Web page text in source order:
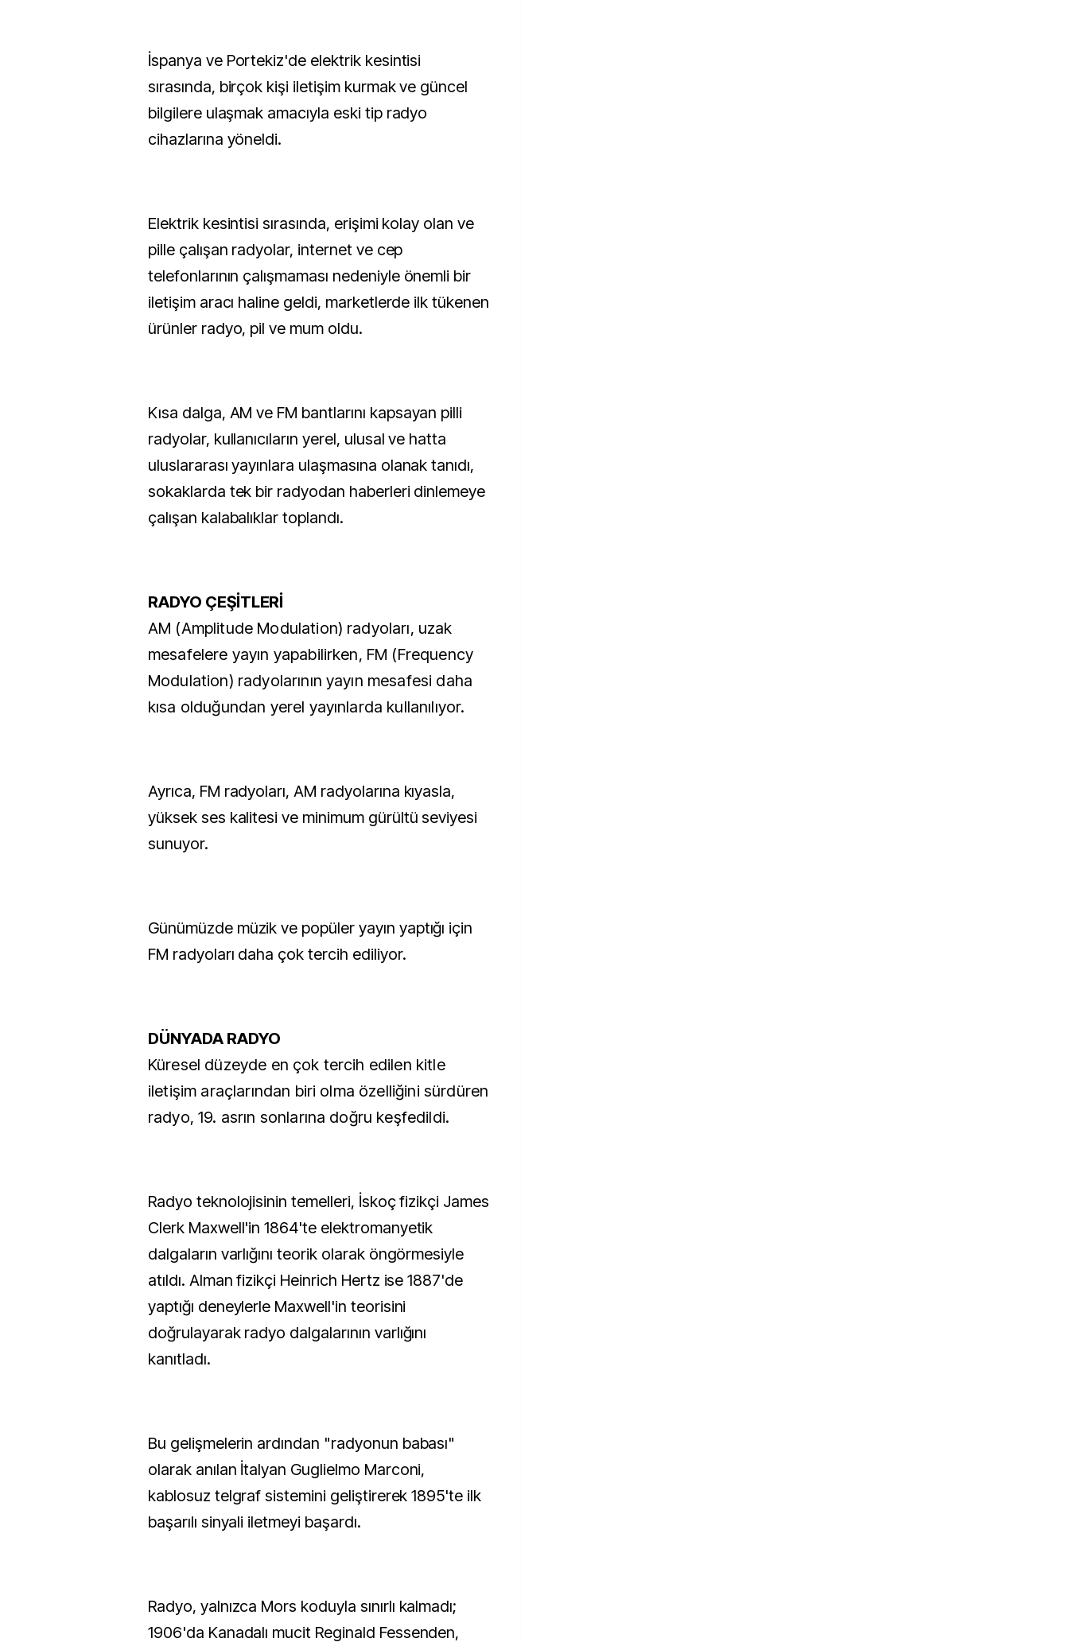
İspanya ve Portekiz'de elektrik kesintisi
sırasında, birçok kişi iletişim kurmak ve güncel
bilgilere ulaşmak amacıyla eski tip radyo
cihazlarına yöneldi.
Elektrik kesintisi sırasında, erişimi kolay olan ve
pille çalışan radyolar, internet ve cep
telefonlarının çalışmaması nedeniyle önemli bir
iletişim aracı haline geldi, marketlerde ilk tükenen
ürünler radyo, pil ve mum oldu.
Kısa dalga, AM ve FM bantlarını kapsayan pilli
radyolar, kullanıcıların yerel, ulusal ve hatta
uluslararası yayınlara ulaşmasına olanak tanıdı,
sokaklarda tek bir radyodan haberleri dinlemeye
çalışan kalabalıklar toplandı.
RADYO ÇEŞİTLERİ
AM (Amplitude Modulation) radyoları, uzak
mesafelere yayın yapabilirken, FM (Frequency
Modulation) radyolarının yayın mesafesi daha
kısa olduğundan yerel yayınlarda kullanılıyor.
Ayrıca, FM radyoları, AM radyolarına kıyasla,
yüksek ses kalitesi ve minimum gürültü seviyesi
sunuyor.
Günümüzde müzik ve popüler yayın yaptığı için
FM radyoları daha çok tercih ediliyor.
DÜNYADA RADYO
Küresel düzeyde en çok tercih edilen kitle
iletişim araçlarından biri olma özelliğini sürdüren
radyo, 19. asrın sonlarına doğru keşfedildi.
Radyo teknolojisinin temelleri, İskoç fizikçi James
Clerk Maxwell'in 1864'te elektromanyetik
dalgaların varlığını teorik olarak öngörmesiyle
atıldı. Alman fizikçi Heinrich Hertz ise 1887'de
yaptığı deneylerle Maxwell'in teorisini
doğrulayarak radyo dalgalarının varlığını
kanıtladı.
Bu gelişmelerin ardından "radyonun babası"
olarak anılan İtalyan Guglielmo Marconi,
kablosuz telgraf sistemini geliştirerek 1895'te ilk
başarılı sinyali iletmeyi başardı.
Radyo, yalnızca Mors koduyla sınırlı kalmadı;
1906'da Kanadalı mucit Reginald Fessenden,